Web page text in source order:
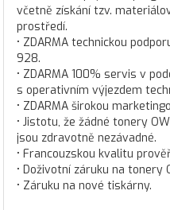
včetně získání tzv.
prostředí.
• ZDARMA technickou
928.
• ZDARMA 100% servis v
s operativním výjezdem
• ZDARMA širokou
• Jistotu, že žádné tonery
jsou zdravotně nezávadné.
• Francouzskou kvalitu
• Doživotní záruku na tonery
• Záruku na nové tiskárny.